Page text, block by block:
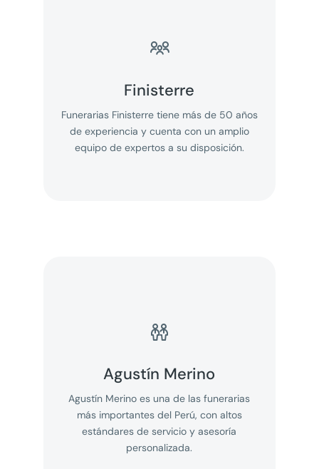

Finisterre
Funerarias Finisterre tiene más de 50 años
de experiencia y cuenta con un amplio
equipo de expertos a su disposición.

Agustín Merino
Agustín Merino es una de las funerarias
más importantes del Perú, con altos
estándares de servicio y asesoría
personalizada.